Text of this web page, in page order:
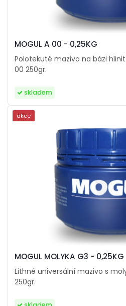
MOGUL A 00 - 0,25KG
Polotekuté mazivo na bázi
00 250gr.
skladem
MOGUL MOLYKA G3 - 0,25KG
Lithné universální mazivo s
250gr.
akce